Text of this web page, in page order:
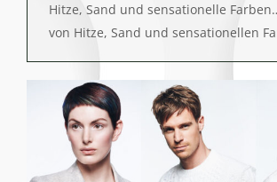
Hitze, Sand und sensationelle
von Hitze, Sand und sensationellen